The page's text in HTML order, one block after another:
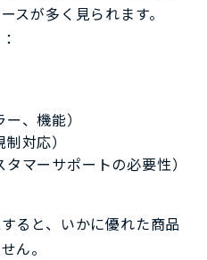
スが多く見られます。
、機能）
対応）
マーサポートの必要性）
ると、いかに優れた商品
ん。